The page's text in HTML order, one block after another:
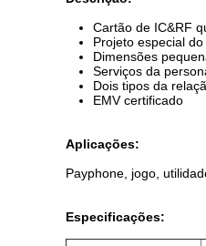
Cartão de IC&RF
Projeto especial
Dimensões
Serviços da
Dois tipos da
EMV certificado
Aplicações:
Payphone, jogo,
Especificações: